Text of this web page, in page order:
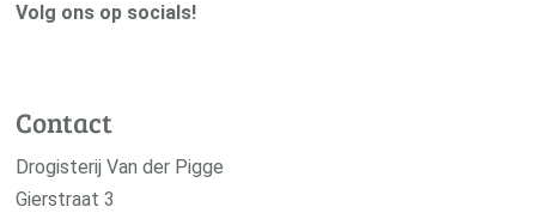
Volg ons op socials!
Contact
Drogisterij Van der Pigge
Gierstraat 3